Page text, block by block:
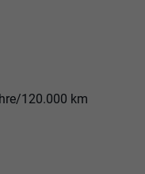
120.000 km